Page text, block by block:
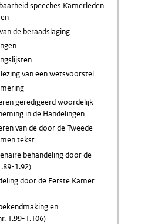
speeches Kamerleden
de beraadslaging
lezing van een wetsvoorstel
geredigeerd woordelijk
in de Handelingen
van de door de Tweede
tekst
behandeling door de
1.92)
door de Eerste Kamer
en
1.99-1.106)